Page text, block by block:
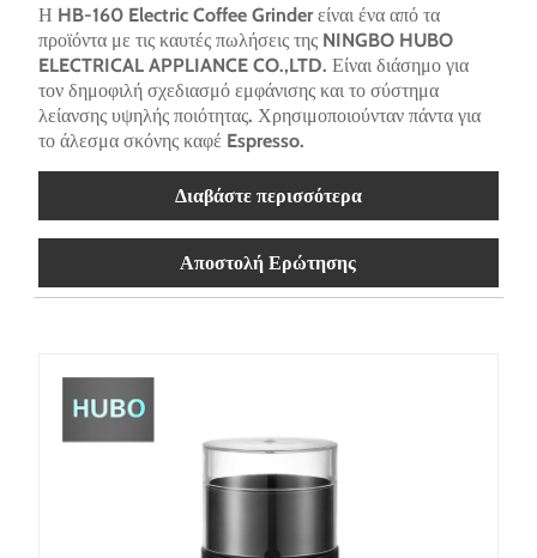
Η HB-160 Electric Coffee Grinder είναι ένα από τα
προϊόντα με τις καυτές πωλήσεις της NINGBO HUBO
ELECTRICAL APPLIANCE CO.,LTD. Είναι διάσημο για
τον δημοφιλή σχεδιασμό εμφάνισης και το σύστημα
λείανσης υψηλής ποιότητας. Χρησιμοποιούνταν πάντα για
το άλεσμα σκόνης καφέ Espresso.
Διαβάστε περισσότερα
Αποστολή Ερώτησης